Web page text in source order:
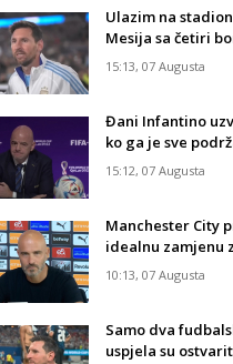
Ulazim na
Mesija sa četiri
15:13, 07 Augusta
Đani Infantino
ko ga je sve
15:12, 07 Augusta
Manchester City
idealnu zamjenu
10:13, 07 Augusta
Samo dva
uspjela su